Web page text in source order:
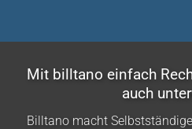
Mit billtano einfach
auch
Billtano macht